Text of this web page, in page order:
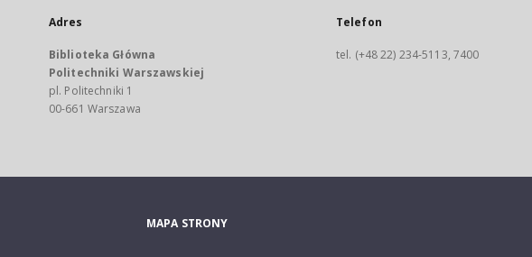
Adres
Biblioteka Główna
Politechniki Warszawskiej
pl. Politechniki 1
00-661 Warszawa
Telefon
tel. (+48 22) 234-5113, 7400
MAPA STRONY